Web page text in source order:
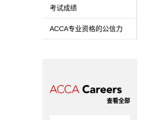
考试成绩
ACCA专业资格的公信力
查看全部